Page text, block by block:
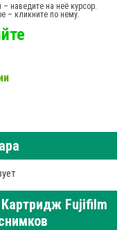
наведите на неё курсор.
– кликните по нему.
Fujifilm